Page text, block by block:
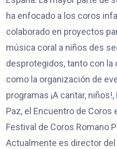
ha enfocado a los coros
colaborado en proyectos
música coral a niños des
desprotegidos, tanto con la
como la organización de
programas ¡A cantar,
Paz, el Encuentro de Coros
Festival de Coros Romano
Actualmente es director